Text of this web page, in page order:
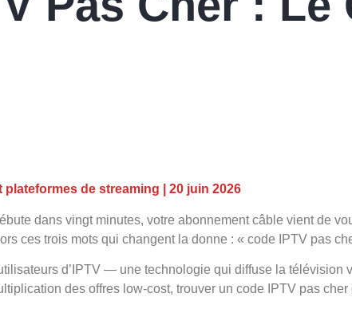
de streaming | 20 juin 2026
dans vingt minutes, votre abonnement câble vient de
ces trois mots qui changent la donne : « code IPTV pas
d’IPTV — une technologie qui diffuse la
des offres low-cost, trouver un code IPTV pas